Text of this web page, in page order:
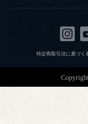
特定商取引法に基づく